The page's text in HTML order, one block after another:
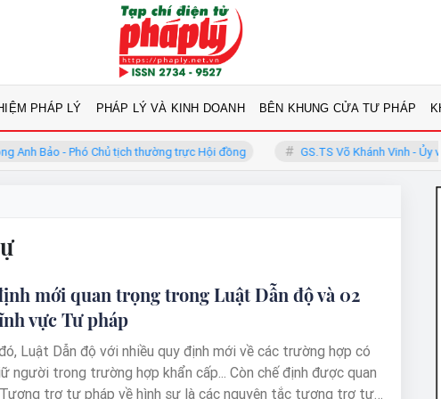
PHÁP LÝ PHÁP LÝ VÀ KINH DOANH BÊN KHUNG CỬA TƯ PHÁP
Bảo - Phó Chủ tịch thường trực Hội đồng GS.TS Võ Khánh Vinh - Ủy viên
mới quan trọng trong Luật Dẫn độ và 02
vực Tư pháp
Luật Dẫn độ với nhiều quy định mới về các trường hợp có
người trong trường hợp khẩn cấp... Còn chế định được quan
trợ tư pháp về hình sự là các nguyên tắc tương trợ tư